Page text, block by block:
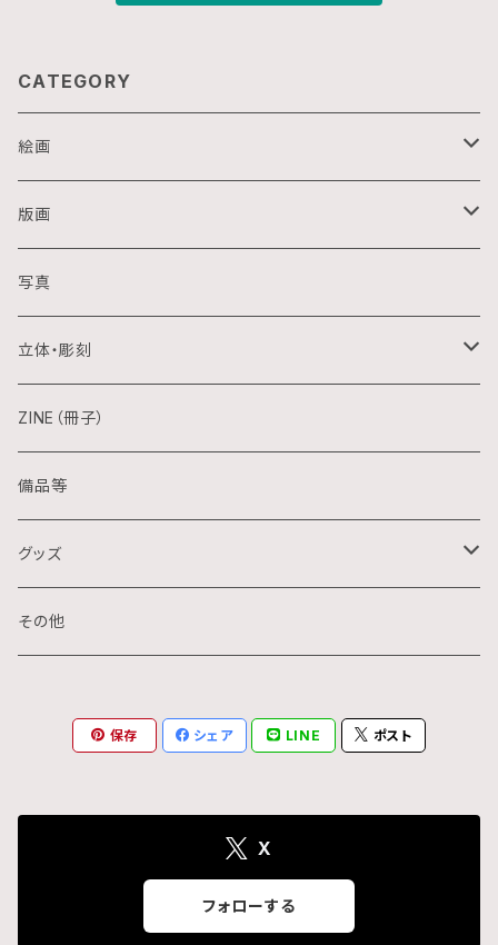
CATEGORY
絵画
油画
アクリル画
日本画
水彩画
クレパス画
水墨画
スプレー画
切り絵
版画
銅版画
木版画
シルクスクリーン
リトグラフ
デジタル
ステンシル
デジタルプリント
ジークレー
写真
立体・彫刻
陶芸
金属
石
木
ZINE（冊子）
備品等
グッズ
ポストカード
その他
保存 シェア LINE ポスト
X
フォローする